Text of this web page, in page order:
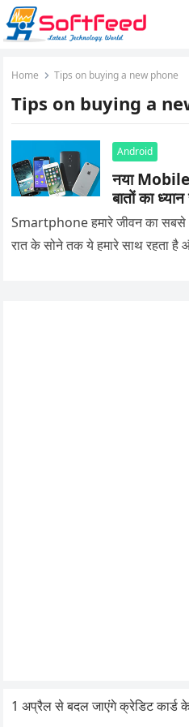
Home Tips on buying a new phone
Tips on buying a
Android
नया
बातों का
Smartphone हमारे जीवन का
रात के सोने तक ये हमारे साथ रहता है
1 अप्रैल से बदल जाएंगे क्रेडिट कार्ड